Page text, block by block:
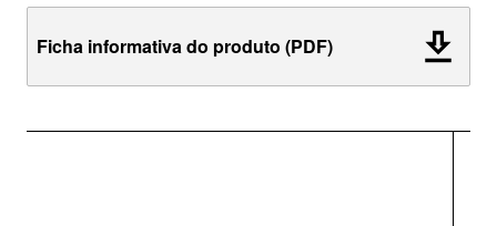
Ficha informativa do produto (PDF)